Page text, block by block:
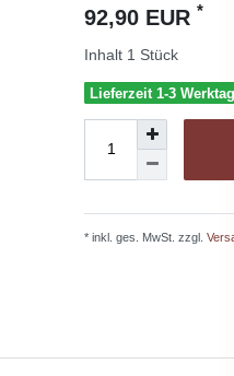
92,90 EUR *
Inhalt 1 Stück
Lieferzeit 1-3
* inkl. ges. MwSt. zzgl.